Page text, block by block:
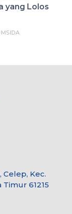
yang Lolos
Celep, Kec.
61215